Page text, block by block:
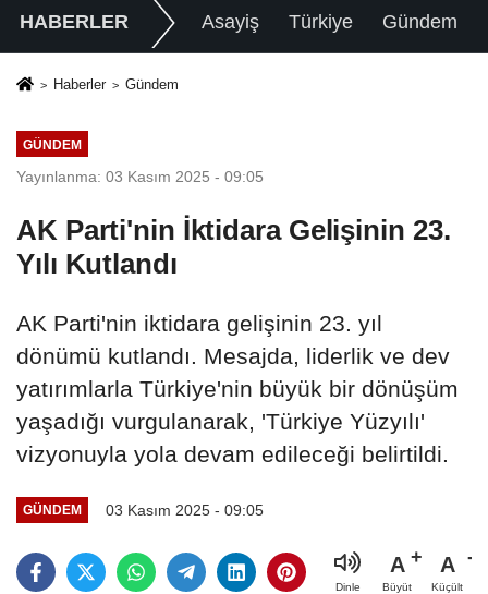
HABERLER Asayiş Türkiye Gündem
Haberler Gündem
GÜNDEM
Yayınlanma: 03 Kasım 2025 - 09:05
AK Parti'nin İktidara Gelişinin 23.
Yılı Kutlandı
AK Parti'nin iktidara gelişinin 23. yıl
dönümü kutlandı. Mesajda, liderlik ve dev
yatırımlarla Türkiye'nin büyük bir dönüşüm
yaşadığı vurgulanarak, 'Türkiye Yüzyılı'
vizyonuyla yola devam edileceği belirtildi.
GÜNDEM 03 Kasım 2025 - 09:05
Dinle
A
Büyüt
A
Küçült